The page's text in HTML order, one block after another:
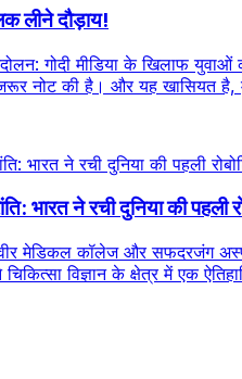
लीने दौड़ाय!
गोदी मीडिया के खिलाफ
नोट की है। और यह खासियत है,
भारत ने रची दुनिया की पहली
मेडिकल कॉलेज और सफदरजंग
चिकित्सा विज्ञान के क्षेत्र में एक